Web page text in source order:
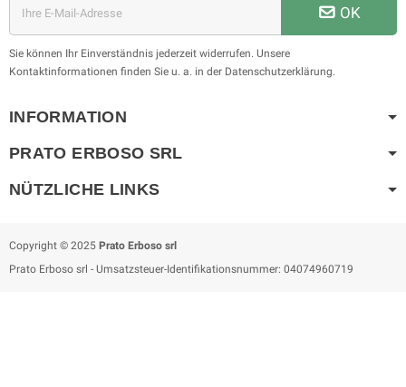
OK
Sie können Ihr Einverständnis jederzeit widerrufen. Unsere
Kontaktinformationen finden Sie u. a. in der Datenschutzerklärung.
INFORMATION
PRATO ERBOSO SRL
NÜTZLICHE LINKS
Copyright © 2025 Prato Erboso srl
Prato Erboso srl - Umsatzsteuer-Identifikationsnummer: 04074960719